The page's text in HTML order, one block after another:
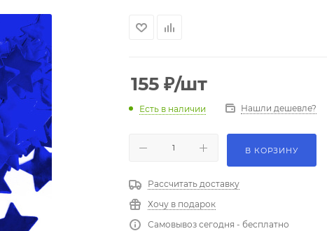
155 ₽/шт
Есть в наличии Нашли дешевле?
В КОРЗИНУ
Рассчитать доставку
Хочу в подарок
Самовывоз сегодня - бесплатно